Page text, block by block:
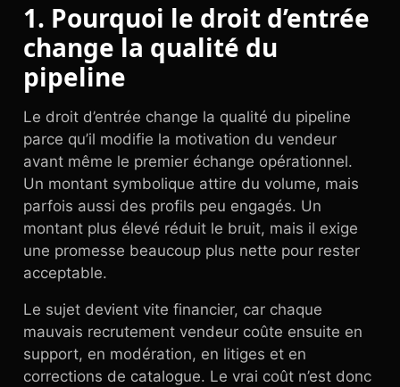
1. Pourquoi le droit d’entrée
change la qualité du
pipeline
Le droit d’entrée change la qualité du pipeline
parce qu’il modifie la motivation du vendeur
avant même le premier échange opérationnel.
Un montant symbolique attire du volume, mais
parfois aussi des profils peu engagés. Un
montant plus élevé réduit le bruit, mais il exige
une promesse beaucoup plus nette pour rester
acceptable.
Le sujet devient vite financier, car chaque
mauvais recrutement vendeur coûte ensuite en
support, en modération, en litiges et en
corrections de catalogue. Le vrai coût n’est donc